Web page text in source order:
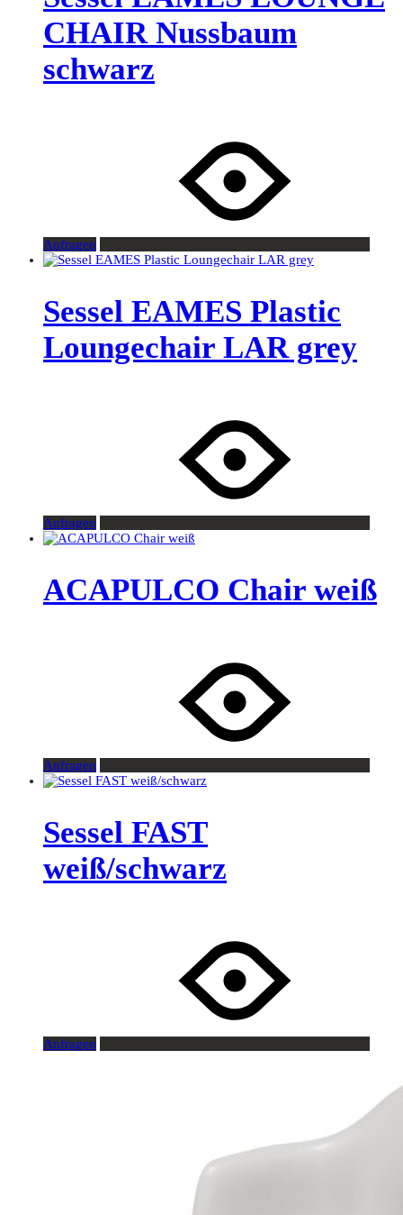
CHAIR Nussbaum
schwarz
Anfragen
Sessel EAMES Plastic
Loungechair LAR grey
Anfragen
ACAPULCO Chair weiß
Anfragen
Sessel FAST
weiß/schwarz
Anfragen